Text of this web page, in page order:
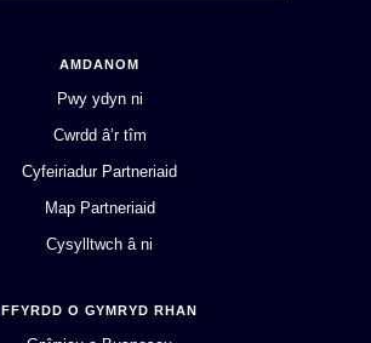
AMDANOM
Pwy ydyn ni
Cwrdd â’r tîm
Cyfeiriadur Partneriaid
Map Partneriaid
Cysylltwch â ni
FFYRDD O GYMRYD RHAN